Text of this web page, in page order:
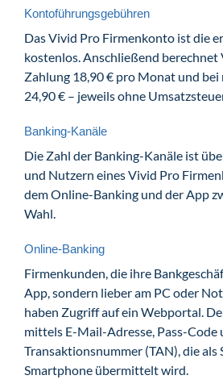
Kontoführungsgebühren
Das Vivid Pro Firmenkonto ist die
kostenlos. Anschließend
Zahlung 18,90 € pro Monat und
24,90 € – jeweils ohne
Banking-Kanäle
Die Zahl der Banking-Kanäle ist
und Nutzern eines Vivid Pro
dem Online-Banking und der App
Wahl.
Online-Banking
Firmenkunden, die ihre
App, sondern lieber am PC oder
haben Zugriff auf ein Webportal.
mittels E-Mail-Adresse, Pass-Code
Transaktionsnummer (TAN), die als
Smartphone übermittelt wird.